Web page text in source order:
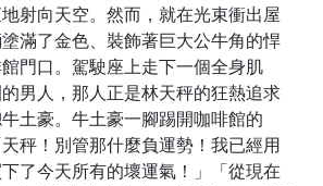
射向天空。然而，就在光束衝出屋
滿了金色、裝飾著巨大公牛角的悍
門口。駕駛座上走下一個全身肌
男人，那人正是林天秤的狂熱追求
土豪。牛土豪一腳踢開咖啡館的
秤！別管那什麼負運勢！我已經用
了今天所有的壞運氣！」「從現在